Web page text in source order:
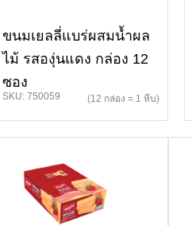
ขนมเยลลี่แบร่ผสมน้ำผล
ไม้ รสองุ่นแดง กล่อง 12
ซอง
SKU: 750059 (12 กล่อง = 1 หีบ)